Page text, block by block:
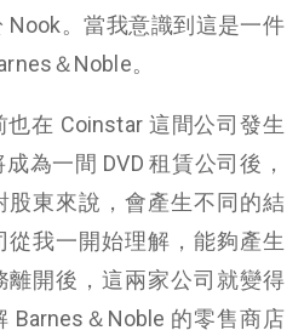
Nook。當我意識到這是一件
＆Noble。
在 Coinstar 這間公司發生
為一間 DVD 租賃公司後，
東來說，會產生不同的結
我一開始理解，能夠產生
離開後，這兩家公司就變得
Barnes＆Noble 的零售商店